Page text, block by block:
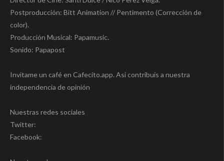
Postproducción: Bitt Animation // Pentimento (Corrección de
color).
Producción Musical: Papamusic.
Sonido: Papapost
Invitame un café en Cafecito.app. Asi contribuís a nuestra
independencia de opinión
Nuestras redes sociales
Twitter:
Facebook: